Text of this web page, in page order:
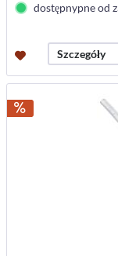
dostępnypne od
Szczegóły